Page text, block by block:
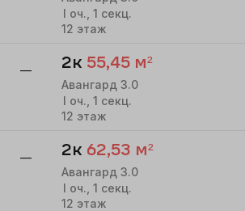
I оч., 1 секц.
12 этаж
— 2к 55,45 м²
Авангард 3.0
I оч., 1 секц.
12 этаж
— 2к 62,53 м²
Авангард 3.0
I оч., 1 секц.
12 этаж